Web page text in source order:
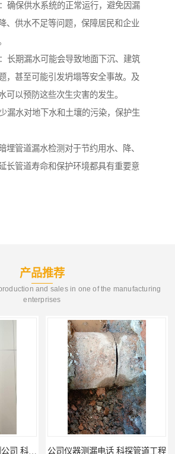
确保供水系统的正常运行，避免因漏
、供水不足等问题，保障居民和企业
长期漏水可能会导致地面下沉、建筑
，甚至可能引发坍塌等安全事故。及
可以预防这些次生灾害的发生。
漏水对地下水和土壤的污染，保护生
埋管道漏水检测对于节约用水、降、
长管道寿命和保护环境都具有重要意
产品推荐
and sales in one of the manufacturing
enterprises
管道工程 工厂管道工程 科探管道工程